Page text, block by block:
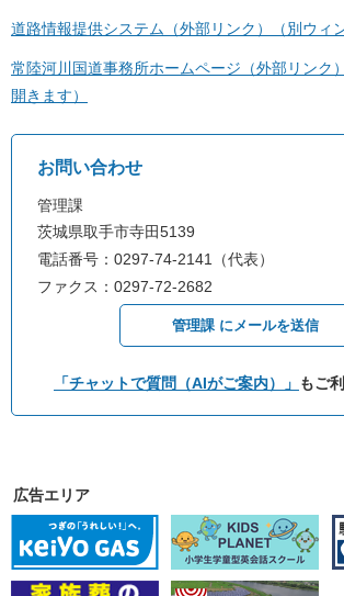
道路情報提供システム（外部リンク）（別ウィ
常陸河川国道事務所ホームページ（外部リンク
開きます）
お問い合わせ
管理課
茨城県取手市寺田5139
電話番号：0297-74-2141（代表）
ファクス：0297-72-2682
管理課 にメールを送信
「チャットで質問（AIがご案内）」 もご
広告エリア